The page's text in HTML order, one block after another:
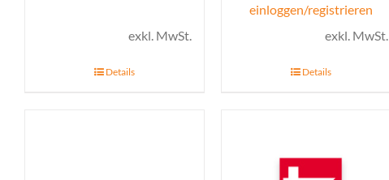
exkl. MwSt.
Details
einloggen/registrieren
exkl. MwSt.
Details